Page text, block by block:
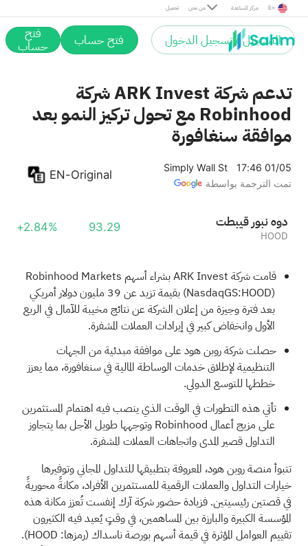
تحميل من نحن مركز المساعدة En
التسجيل / تسجيل الدخول فتح حساب فتح
حساب
تدعم شركة ARK Invest شركة
Robinhood مع تحول تركيز النمو بعد
موافقة سنغافورة
Simply Wall St
17:46 01/05
تمت الترجمة بواسطة
EN-Original
تطبيق روبن هود
HOOD
93.29
+2.84%
قامت شركة ARK Invest بشراء أسهم Robinhood Markets
(NasdaqGS:HOOD) بقيمة تزيد عن 39 مليون دولار أمريكي
بعد فترة وجيزة من إعلان الشركة عن نتائج مخيبة للآمال في الربع
الأول وانخفاض كبير في إيرادات العملات المشفرة.
حصلت شركة روبن هود على موافقة مبدئية من الجهات
التنظيمية لإطلاق خدمات الوساطة المالية في سنغافورة، مما يعزز
خططها للتوسع الدولي.
تأتي هذه التطورات في الوقت الذي ينصب فيه اهتمام المستثمرين
على مزيج أعمال Robinhood وتوجهها طويل الأجل بما يتجاوز
التداول قصير المدى واتجاهات العملات المشفرة.
تتبوأ منصة روبن هود، المعروفة بتطبيقها للتداول المجاني وتوفيرها
خيارات التداول والعملات الرقمية للمستثمرين الأفراد، مكانةً محوريةً
في قصتين رئيسيتين. فزيادة حضور شركة آرك إنفست تُعزز مكانة هذه
المؤسسة الكبيرة والبارزة بين المساهمين، في وقتٍ يُعيد فيه الكثيرون
تقييم العوامل المؤثرة في قيمة أسهم بورصة ناسداك (رمزها: HOOD).